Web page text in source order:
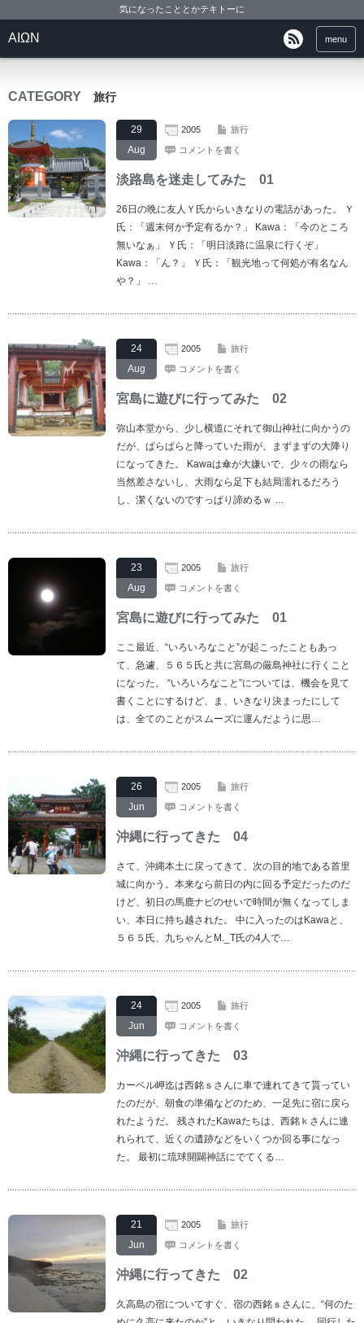
気になったこととかテキトーに
ΑΙΩΝ menu
CATEGORY 旅行
29
Aug
2005 旅行
コメントを書く
淡路島を迷走してみた 01
26日の晩に友人Ｙ氏からいきなりの電話があった。 Ｙ
氏：「週末何か予定有るか？」 Kawa：「今のところ
無いなぁ」 Ｙ氏：「明日淡路に温泉に行くぞ」
Kawa：「ん？」 Ｙ氏：「観光地って何処が有名なん
や？」 …
24
Aug
2005 旅行
コメントを書く
宮島に遊びに行ってみた 02
弥山本堂から、少し横道にそれて御山神社に向かうの
だが、ぱらぱらと降っていた雨が、まずまずの大降り
になってきた。 Kawaは傘が大嫌いで、少々の雨なら
当然差さないし、大雨なら足下も結局濡れるだろう
し、潔くないのですっぱり諦めるｗ …
23
Aug
2005 旅行
コメントを書く
宮島に遊びに行ってみた 01
ここ最近、“いろいろなこと”が起こったこともあっ
て、急遽、５６５氏と共に宮島の厳島神社に行くこと
になった。 “いろいろなこと”については、機会を見て
書くことにするけど、ま、いきなり決まったにして
は、全てのことがスムーズに運んだように思…
26
Jun
2005 旅行
コメントを書く
沖縄に行ってきた 04
さて、沖縄本土に戻ってきて、次の目的地である首里
城に向かう。本来なら前日の内に回る予定だったのだ
けど、初日の馬鹿ナビのせいで時間が無くなってしま
い、本日に持ち越された。 中に入ったのはKawaと、
５６５氏、九ちゃんとM._T氏の4人で…
24
Jun
2005 旅行
コメントを書く
沖縄に行ってきた 03
カーベル岬迄は西銘ｓさんに車で連れてきて貰ってい
たのだが、朝食の準備などのため、一足先に宿に戻ら
れたようだ。 残されたKawaたちは、西銘ｋさんに連
れられて、近くの遺跡などをいくつか回る事になっ
た。 最初に琉球開闢神話にでてくる…
21
Jun
2005 旅行
コメントを書く
沖縄に行ってきた 02
久高島の宿についてすぐ、宿の西銘ｓさんに、“何のた